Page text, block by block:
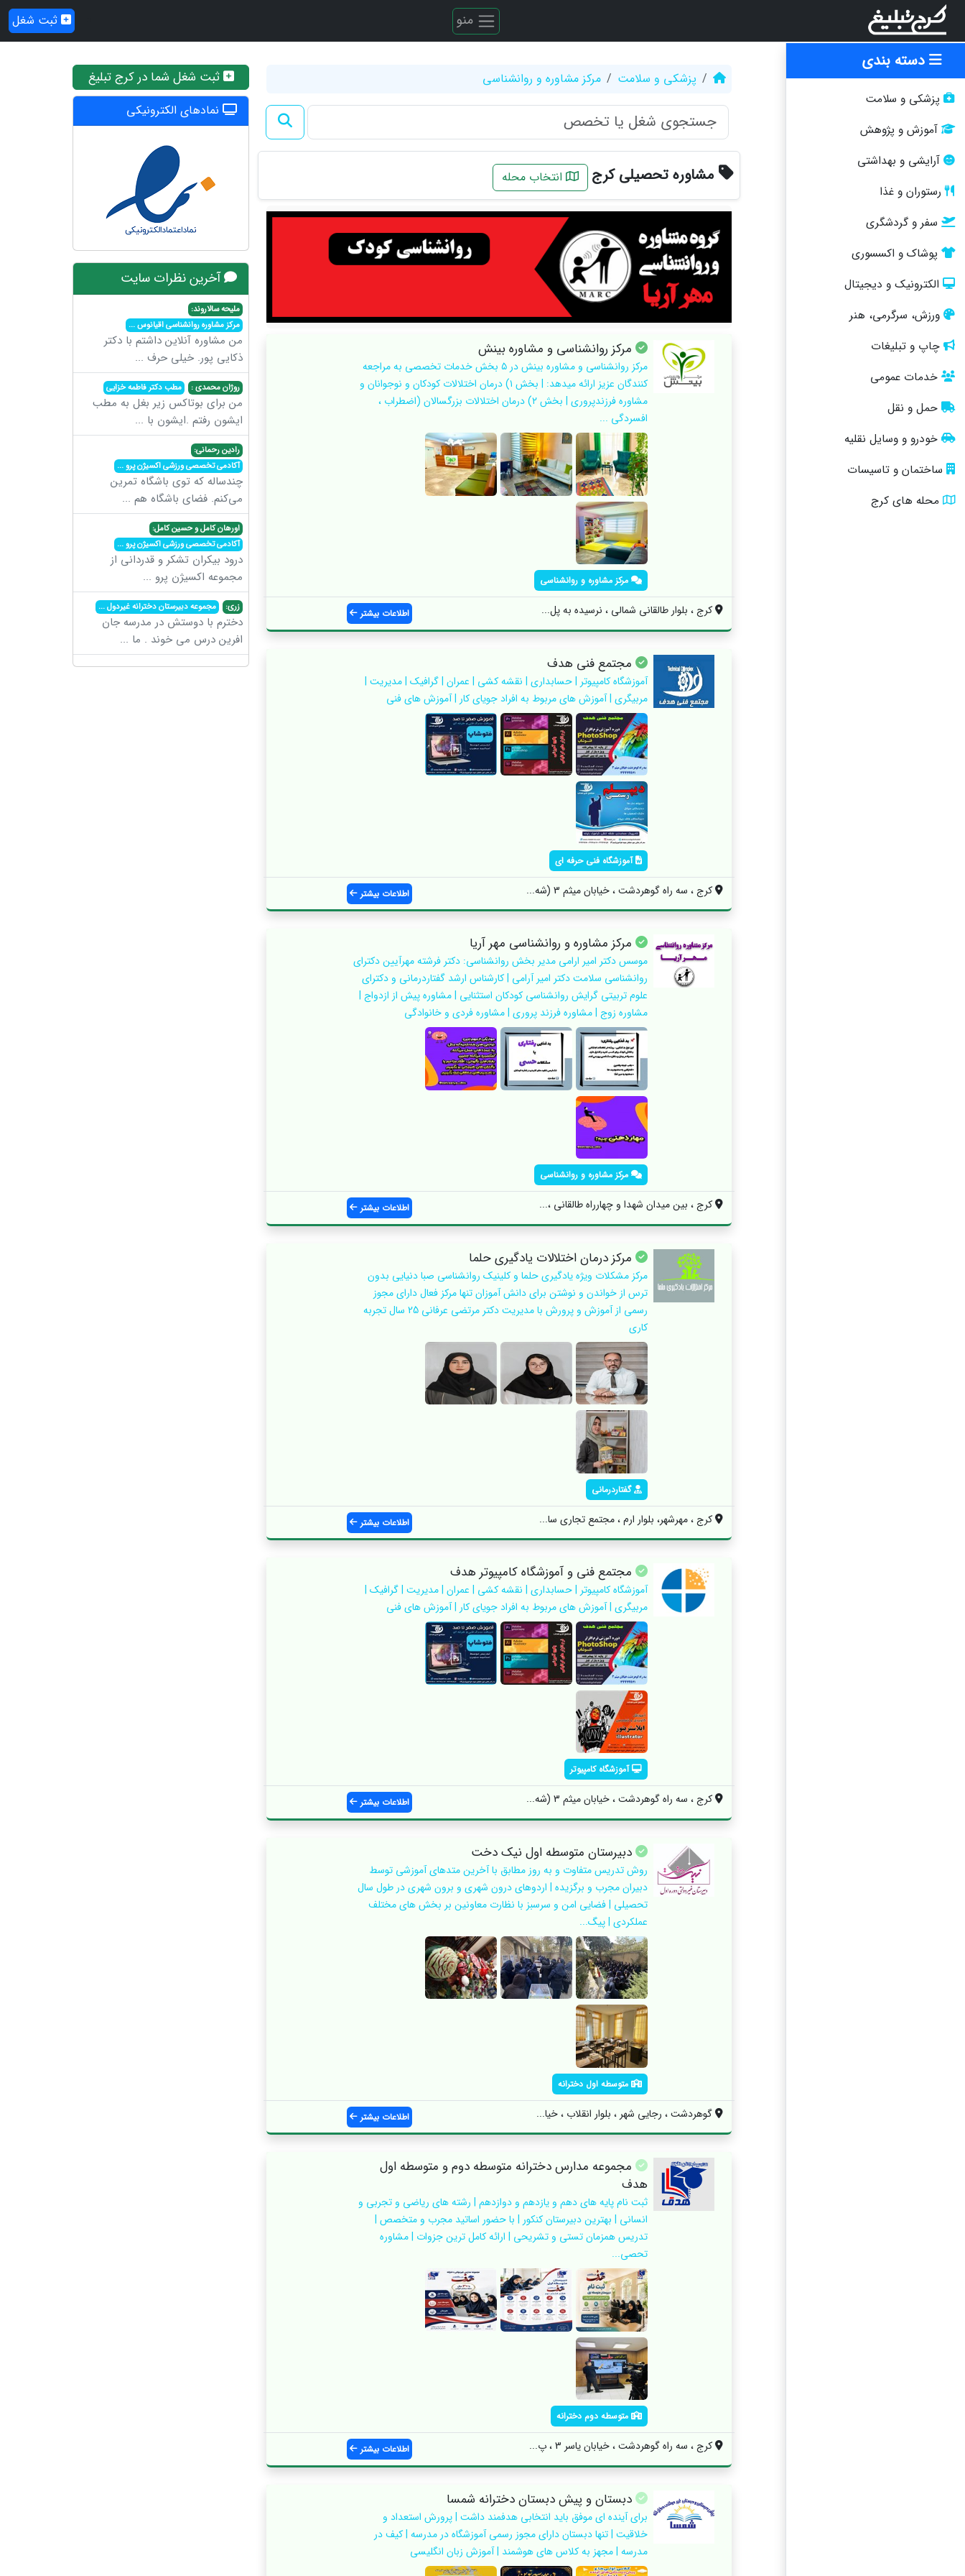
منو ثبت شغل
دسته بندی
پزشکی و سلامت
آموزش و پژوهش
آرایشی و بهداشتی
رستوران و غذا
سفر و گردشگری
پوشاک و اکسسوری
الکترونیک و دیجیتال
ورزش، سرگرمی، هنر
چاپ و تبلیغات
خدمات عمومی
حمل و نقل
خودرو و وسایل نقلیه
ساختمان و تاسیسات
محله های کرج
پزشکی و سلامت مرکز مشاوره و روانشناسی
مشاوره تحصیلی کرج انتخاب محله
مرکز روانشناسی و مشاوره بینش
مرکز روانشناسی و مشاوره بینش در ۵ بخش خدمات تخصصی به مراجعه
کنندگان عزیز ارائه میدهد: | بخش ۱) درمان اختلالات کودکان و نوجوانان و
مشاوره فرزندپروری | بخش ۲) درمان اختلالات بزرگسالان (اضطراب ،
افسردگی ...
مرکز مشاوره و روانشناسی
کرج ، بلوار طالقانی شمالی ، نرسیده به پل... اطلاعات بیشتر
مجتمع فنی هدف
آموزشگاه کامپیوتر | حسابداری | نقشه کشی | عمران | گرافیک | مدیریت |
مربیگری | آموزش های مربوط به افراد جویای کار | آموزش های فنی
آموزشگاه فنی حرفه ای
کرج ، سه راه گوهردشت ، خیابان میثم 3 (شه... اطلاعات بیشتر
مرکز مشاوره و روانشناسی مهر آریا
موسس دکتر امیر ارامی مدیر بخش روانشناسی: دکتر فرشته مهرآیین دکترای
روانشناسی سلامت دکتر امیر آرامی | کارشناس ارشد گفتاردرمانی و دکترای
علوم تربیتی گرایش روانشناسی کودکان استثنایی | مشاوره پیش از ازدواج |
مشاوره زوج | مشاوره فرزند پروری | مشاوره فردی و خانوادگی
مرکز مشاوره و روانشناسی
کرج ، بین میدان شهدا و چهارراه طالقانی ،... اطلاعات بیشتر
مرکز درمان اختلالات یادگیری حلما
مرکز مشکلات ویژه یادگیری حلما و کلینیک روانشناسی صبا دنیایی بدون
ترس از خواندن و نوشتن برای دانش آموزان تنها مرکز فعال دارای مجوز
رسمی از آموزش و پرورش با مدیریت دکتر مرتضی عرفانی 25 سال تجربه
کاری
گفتاردرمانی
کرج ، مهرشهر، بلوار ارم ، مجتمع تجاری سا... اطلاعات بیشتر
مجتمع فنی و آموزشگاه کامپیوتر هدف
آموزشگاه کامپیوتر | حسابداری | نقشه کشی | عمران | مدیریت | گرافیک |
مربیگری | آموزش های مربوط به افراد جویای کار | آموزش های فنی
آموزشگاه کامپیوتر
کرج ، سه راه گوهردشت ، خیابان میثم 3 (شه... اطلاعات بیشتر
دبیرستان متوسطه اول نیک دخت
روش تدریس متفاوت و به روز مطابق با آخرین متدهای آموزشی توسط
دبیران مجرب و برگزیده | اردوهای درون شهری و برون شهری در طول سال
تحصیلی | فضایی امن و سرسبز با نظارت معاونین بر بخش های مختلف
عملکردی | پیگ...
متوسطه اول دخترانه
گوهردشت ، رجایی شهر ، بلوار انقلاب ، خیا... اطلاعات بیشتر
مجموعه مدارس دخترانه متوسطه دوم و متوسطه اول
هدف
ثبت نام پایه های دهم و یازدهم و دوازدهم | رشته های ریاضی و تجربی و
انسانی | بهترین دبیرستان کنکور | با حضور اساتید مجرب و متخصص |
تدریس همزمان تستی و تشریحی | ارائه کامل ترین جزوات | مشاوره
تحصی...
متوسطه دوم دخترانه
کرج ، سه راه گوهردشت ، خیابان یاسر 3 ، پ... اطلاعات بیشتر
دبستان و پیش دبستان دخترانه شمسا
برای آینده ای موفق باید انتخابی هدفمند داشت | پرورش استعداد و
خلاقیت | تنها دبستان دارای مجوز رسمی آموزشگاه در مدرسه | کیف در
مدرسه | مجهز به کلاس های هوشمند | آموزش زبان انگلیسی
ثبت شغل شما در کرج تبلیغ
نمادهای الکترونیکی
آخرین نظرات سایت
ملیحه سالاروند:
مرکز مشاوره روانشناسی اقیانوس...
من مشاوره آنلاین داشتم با دکتر
ذکایی پور. خیلی حرف ...
روژان محمدی : مطب دکتر فاطمه خزایی
من برای بوتاکس زیر بغل به مطب
ایشون رفتم .ایشون با ...
رادین رحمانی:
آکادمی تخصصی ورزشی اکسیژن پرو...
چندساله که توی باشگاه تمرین
می‌کنم. فضای باشگاه هم ...
اورهان کامل و حسین کامل:
آکادمی تخصصی ورزشی اکسیژن پرو...
درود بیکران تشکر و قدردانی از
مجموعه اکسیژن پرو ...
زری: مجموعه دبیرستان دخترانه غیردول...
دخترم با دوستش در مدرسه جان
افرین درس می خوند . ما ...